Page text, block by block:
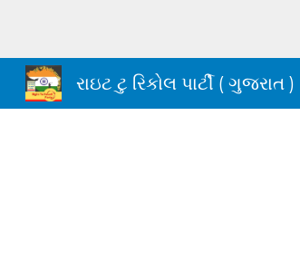
રાઇટ ટુ રિકોલ પાર્ટી ( ગુજરાત )